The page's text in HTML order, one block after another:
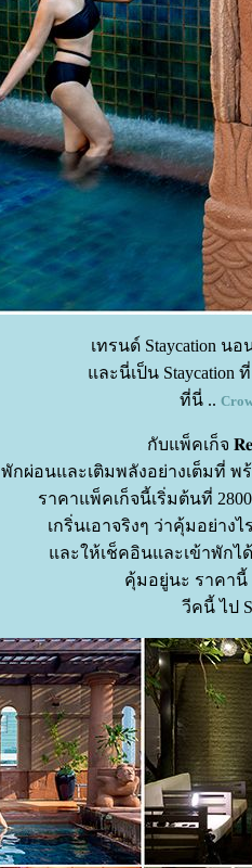
เทรนด์ Staycation น
ละนี่เป็น Staycation
ที่นี่ ..
กับแพ็คเก็จ
พักผ่อนและเติมพลังอย่างเต็มที่ พ
ราคาแพ็คเก็จนี้เริ่มต้นที่
เกริ่นเอาจริงๆ ว่าคุ้มอย่าง
ละให้เช็คอินและเข้าพักไ
คุ้มอยู่นะ ราคานี้
วีคนี้ ไป